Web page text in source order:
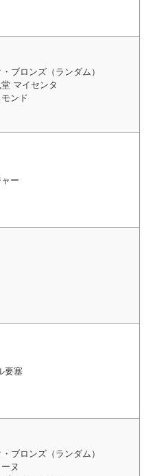
ブロンズ（ランダム）
マイセンタ
ンド
ー
要塞
ブロンズ（ランダム）
ヌ